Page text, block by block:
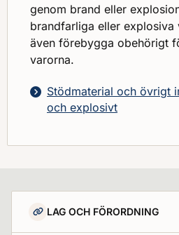
genom brand eller
brandfarliga eller explosiva
även förebygga obehörigt
varorna.
Stödmaterial och övrigt
och explosivt
LAG OCH FÖRORDNING